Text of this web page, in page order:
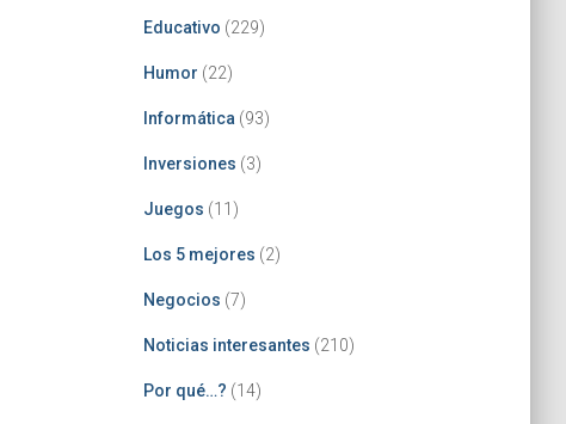
Educativo (229)
Humor (22)
Informática (93)
Inversiones (3)
Juegos (11)
Los 5 mejores (2)
Negocios (7)
Noticias interesantes (210)
Por qué…? (14)